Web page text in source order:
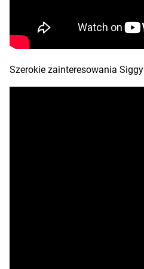
Szerokie zainteresowania